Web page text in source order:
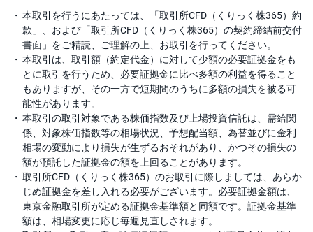
本取引を行うにあたっては、「取引所CFD（くりっく株365）約
款」、および「取引所CFD（くりっく株365）の契約締結前交付
書面」をご精読、ご理解の上、お取引を行ってください。
本取引は、取引額（約定代金）に対して少額の必要証拠金をも
とに取引を行うため、必要証拠金に比べ多額の利益を得ること
もありますが、その一方で短期間のうちに多額の損失を被る可
能性があります。
本取引の取引対象である株価指数及び上場投資信託は、需給関
係、対象株価指数等の相場状況、予想配当額、為替並びに金利
相場の変動により損失が生ずるおそれがあり、かつその損失の
額が預託した証拠金の額を上回ることがあります。
取引所CFD（くりっく株365）のお取引に際しましては、あらか
じめ証拠金を差し入れる必要がございます。必要証拠金額は、
東京金融取引所が定める証拠金基準額と同額です。証拠金基準
額は、相場変更に応じ毎週見直しされます。